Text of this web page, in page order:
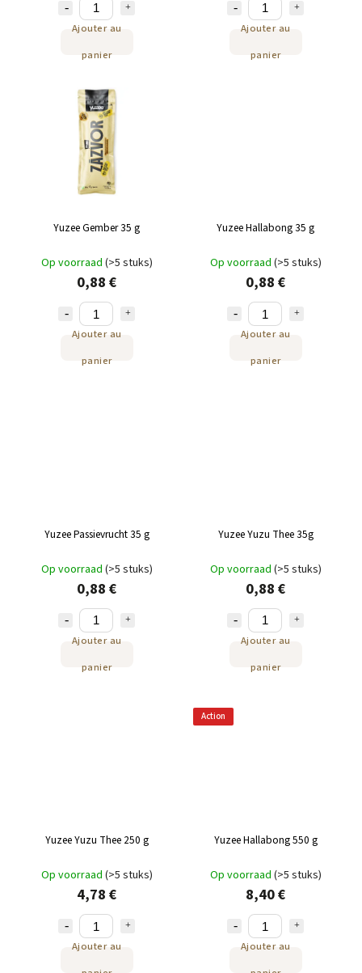
Ajouter au
panier
Ajouter au
panier
Yuzee Gember 35 g
Op voorraad (>5 stuks)
0,88 €
Ajouter au
panier
Yuzee Hallabong 35 g
Op voorraad (>5 stuks)
0,88 €
Ajouter au
panier
Yuzee Passievrucht 35 g
Op voorraad (>5 stuks)
0,88 €
Ajouter au
panier
Yuzee Yuzu Thee 35g
Op voorraad (>5 stuks)
0,88 €
Ajouter au
panier
Yuzee Yuzu Thee 250 g
Op voorraad (>5 stuks)
4,78 €
Ajouter au
Action
Yuzee Hallabong 550 g
Op voorraad (>5 stuks)
8,40 €
Ajouter au